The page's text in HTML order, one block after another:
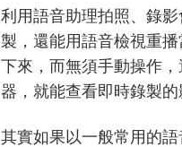
利用語音助理拍照、錄
製，還能用語音檢視重
下來，而無須手動操作
器，就能查看即時錄製的
其實如果以一般常用的